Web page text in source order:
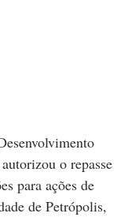
o repasse
para ações de
de Petrópolis,